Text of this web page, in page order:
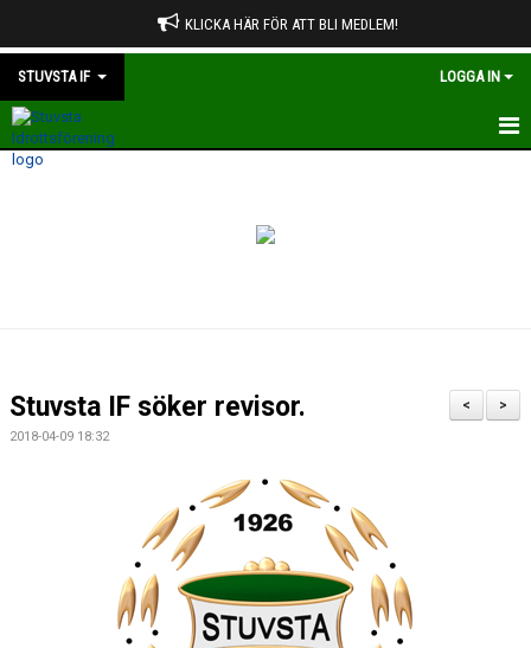
KLICKA HÄR FÖR ATT BLI MEDLEM!
STUVSTA IF LOGGA IN
HEM
ÅRSMÖTE
UTMÄRKELSER STUVSTA IF
>
<
Stuvsta IF söker revisor.
2018-04-09 18:32